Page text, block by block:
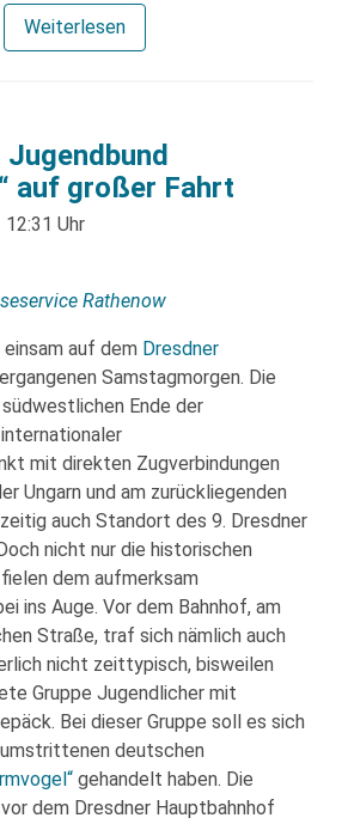
Weiterlesen
auf großer Fahrt
12:31 Uhr
Rathenow
auf dem Dresdner
Samstagmorgen. Die
Ende der
mit direkten Zugverbindungen
Ungarn und am zurückliegenden
auch Standort des 9. Dresdner
nicht nur die historischen
dem aufmerksam
ins Auge. Vor dem Bahnhof, am
Straße, traf sich nämlich auch
nicht zeittypisch, bisweilen
Gruppe Jugendlicher mit
Bei dieser Gruppe soll es sich
deutschen
gehandelt haben. Die
dem Dresdner Hauptbahnhof